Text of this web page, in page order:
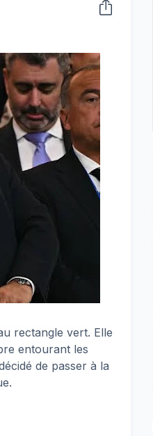
rectangle vert. Elle
entourant les
de passer à la